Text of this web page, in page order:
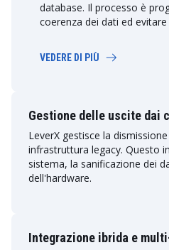
database. Il processo è
coerenza dei dati ed
VEDERE DI PIÙ
Gestione delle uscite dai
LeverX gestisce la
infrastruttura legacy. Questo
sistema, la sanificazione dei
dell'hardware.
Integrazione ibrida e